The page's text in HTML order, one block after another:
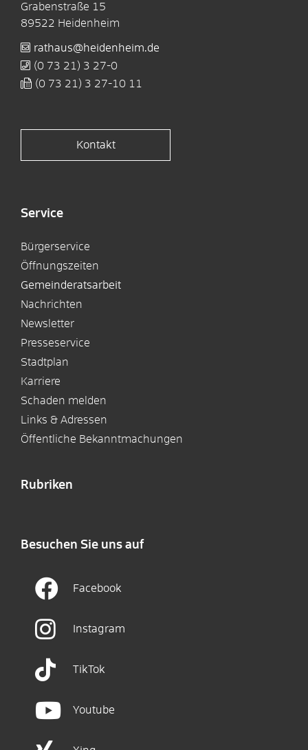
Grabenstraße 15
89522 Heidenheim
rathaus@heidenheim.de
(0 73 21) 3 27-0
(0 73 21) 3 27-10 11
Kontakt
Service
Bürgerservice
Öffnungszeiten
Gemeinderatsarbeit
Nachrichten
Newsletter
Presseservice
Stadtplan
Karriere
Schaden melden
Links & Adressen
Öffentliche Bekanntmachungen
Rubriken
Besuchen Sie uns auf
Facebook
Instagram
TikTok
Youtube